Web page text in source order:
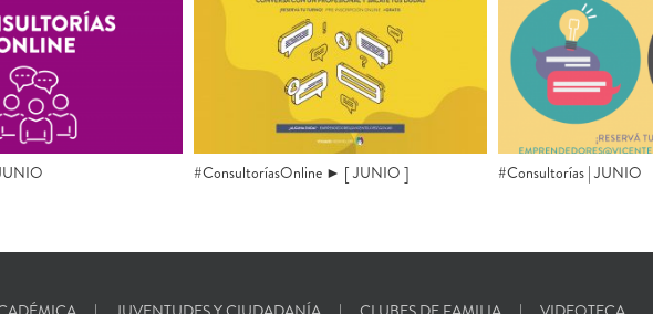
#ConsultoríasOnline ► [ JUNIO ] #Consultorías | JUNIO